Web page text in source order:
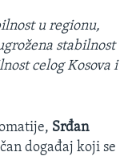
u regionu,
stabilnost
celog Kosova i
Srđan
događaj koji se